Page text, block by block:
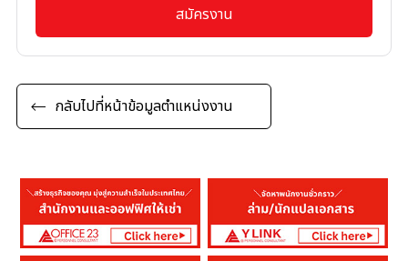
สมัครงาน
กลับไปที่หน้าข้อมูลตำแหน่งงาน